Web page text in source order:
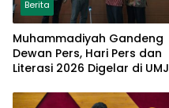
Berita
Muhammadiyah Gandeng
Dewan Pers, Hari Pers dan
Literasi 2026 Digelar di UMJ